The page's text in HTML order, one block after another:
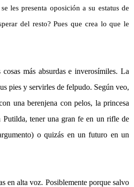
les presenta oposición a su estatus de
del resto? Pues que crea lo que le
más absurdas e inverosímiles. La
pies y servirles de felpudo. Según veo,
una berenjena con pelos, la princesa
tener una gran fe en un rifle de
o quizás en un futuro en un
en alta voz. Posiblemente porque salvo